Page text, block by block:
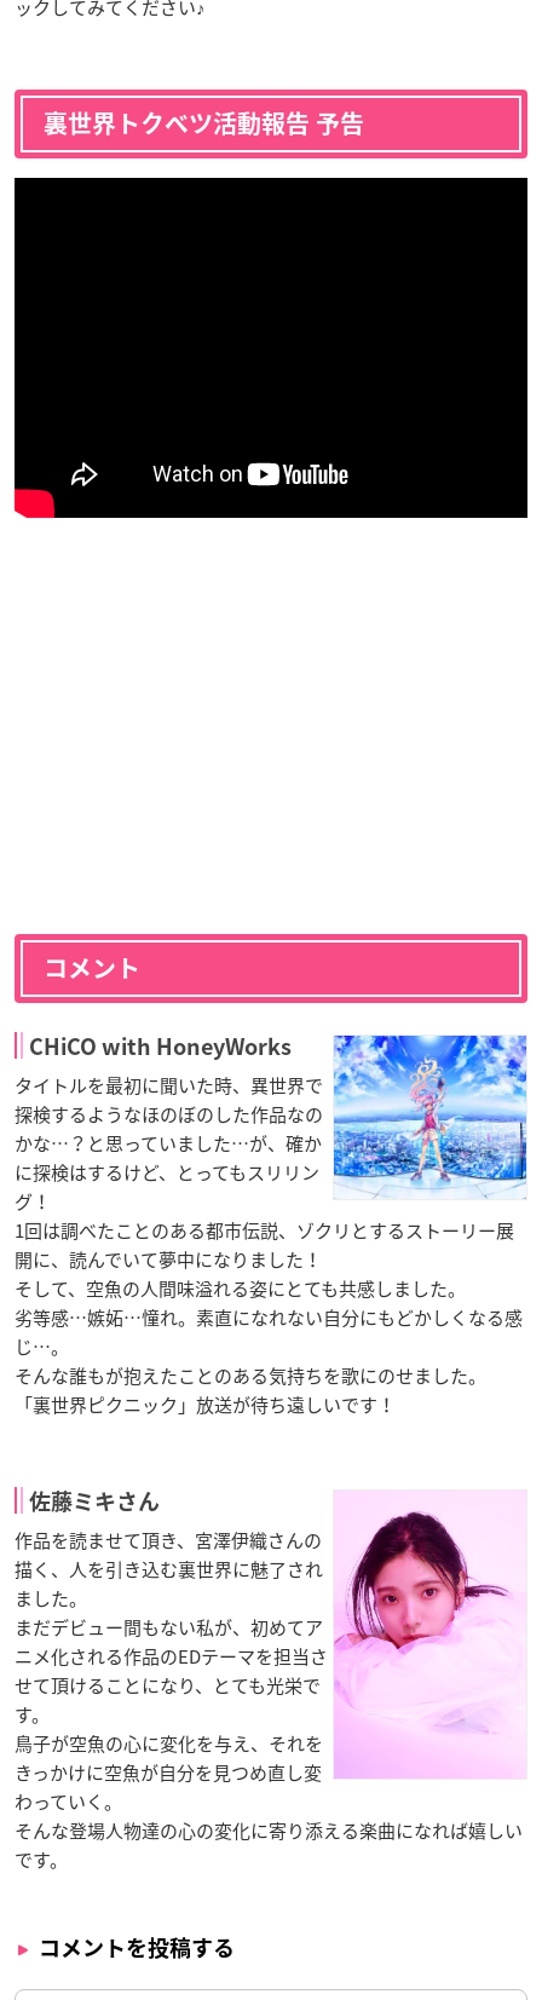
ックしてみてください♪
裏世界トクベツ活動報告 予告
コメント
CHiCO with HoneyWorks
タイトルを最初に聞いた時、異世界で
探検するようなほのぼのした作品なの
かな…？と思っていました…が、確か
に探検はするけど、とってもスリリン
グ！
1回は調べたことのある都市伝説、ゾクリとするストーリー展
開に、読んでいて夢中になりました！
そして、空魚の人間味溢れる姿にとても共感しました。
劣等感…嫉妬…憧れ。素直になれない自分にもどかしくなる感
じ…。
そんな誰もが抱えたことのある気持ちを歌にのせました。
「裏世界ピクニック」放送が待ち遠しいです！
佐藤ミキさん
作品を読ませて頂き、宮澤伊織さんの
描く、人を引き込む裏世界に魅了され
ました。
まだデビュー間もない私が、初めてア
ニメ化される作品のEDテーマを担当さ
せて頂けることになり、とても光栄で
す。
鳥子が空魚の心に変化を与え、それを
きっかけに空魚が自分を見つめ直し変
わっていく。
そんな登場人物達の心の変化に寄り添える楽曲になれば嬉しい
です。
コメントを投稿する